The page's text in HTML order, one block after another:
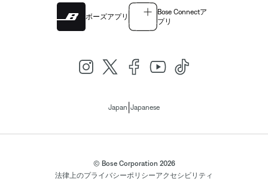
ボーズアプリ
Bose Connectア
プリ
Japan Japanese
© Bose Corporation 2026
法律上のプライバシーポリシーアクセシビリティ